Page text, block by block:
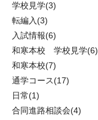
学校見学(3)
転編入(3)
入試情報(6)
和寒本校 学校見学(6)
和寒本校(7)
通学コース(17)
日常(1)
合同進路相談会(4)